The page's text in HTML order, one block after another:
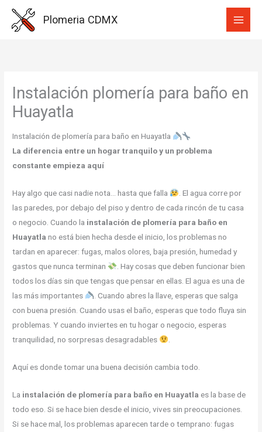
Plomeria CDMX
Instalación plomería para baño en
Huayatla
Instalación de plomería para baño en Huayatla
La diferencia entre un hogar tranquilo y un problema
constante empieza aquí
Hay algo que casi nadie nota… hasta que falla
. El agua corre por
las paredes, por debajo del piso y dentro de cada rincón de tu casa
o negocio. Cuando la instalación de plomería para baño en
Huayatla no está bien hecha desde el inicio, los problemas no
tardan en aparecer: fugas, malos olores, baja presión, humedad y
gastos que nunca terminan
. Hay cosas que deben funcionar bien
todos los días sin que tengas que pensar en ellas. El agua es una de
las más importantes
. Cuando abres la llave, esperas que salga
con buena presión. Cuando usas el baño, esperas que todo fluya sin
problemas. Y cuando inviertes en tu hogar o negocio, esperas
tranquilidad, no sorpresas desagradables
Aquí es donde tomar una buena decisión cambia todo.
La instalación de plomería para baño en Huayatla es la base de
todo eso. Si se hace bien desde el inicio, vives sin preocupaciones.
Si se hace mal, los problemas aparecen tarde o temprano: fugas